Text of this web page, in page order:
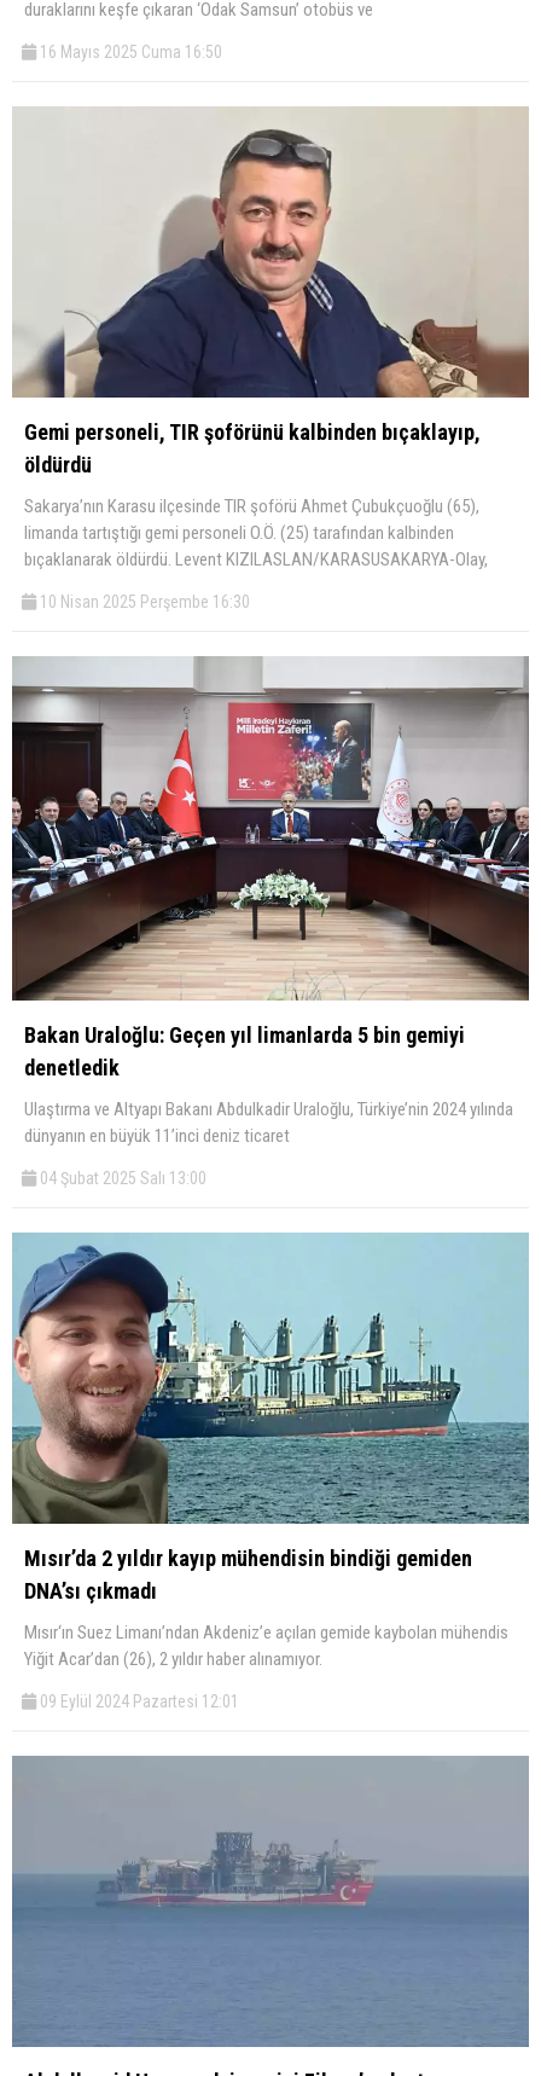
duraklarını keşfe çıkaran ‘Odak Samsun’ otobüs ve
16 Mayıs 2025 Cuma 16:50
Gemi personeli, TIR şoförünü kalbinden bıçaklayıp,
öldürdü
Sakarya’nın Karasu ilçesinde TIR şoförü Ahmet Çubukçuoğlu (65),
limanda tartıştığı gemi personeli O.Ö. (25) tarafından kalbinden
bıçaklanarak öldürdü. Levent KIZILASLAN/KARASUSAKARYA-Olay,
10 Nisan 2025 Perşembe 16:30
Bakan Uraloğlu: Geçen yıl limanlarda 5 bin gemiyi
denetledik
Ulaştırma ve Altyapı Bakanı Abdulkadir Uraloğlu, Türkiye’nin 2024 yılında
dünyanın en büyük 11’inci deniz ticaret
04 Şubat 2025 Salı 13:00
Mısır’da 2 yıldır kayıp mühendisin bindiği gemiden
DNA’sı çıkmadı
Mısır‘ın Suez Limanı’ndan Akdeniz’e açılan gemide kaybolan mühendis
Yiğit Acar’dan (26), 2 yıldır haber alınamıyor.
09 Eylül 2024 Pazartesi 12:01